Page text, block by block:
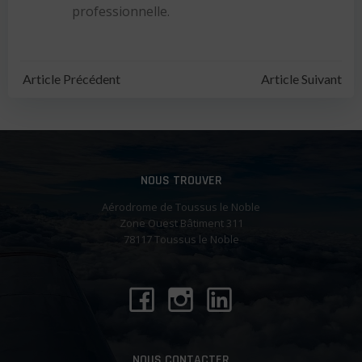
professionnelle.
Navigation
de
Article Précédent
Navigation
de
l’article
Article Suivant
NOUS TROUVER
Aérodrome de Toussus le Noble
Zone Ouest Bâtiment 311
78117 Toussus le Noble